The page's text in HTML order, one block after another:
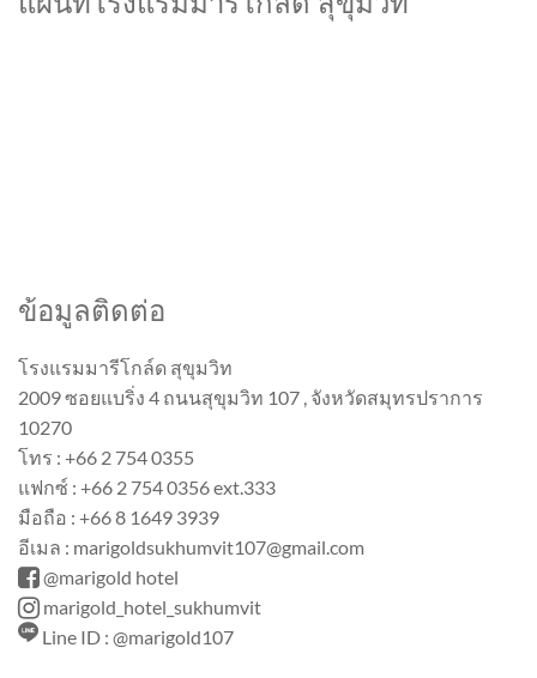
ข้อมูลติดต่อ
โรงแรมมารีโกล์ด สุขุมวิท
2009 ซอยแบริ่ง 4 ถนนสุขุมวิท 107 , จังหวัดสมุทรปราการ
10270
โทร : +66 2 754 0355
แฟกซ์ : +66 2 754 0356 ext.333
มือถือ : +66 8 1649 3939
อีเมล : marigoldsukhumvit107@gmail.com
@marigold hotel
marigold_hotel_sukhumvit
Line ID : @marigold107